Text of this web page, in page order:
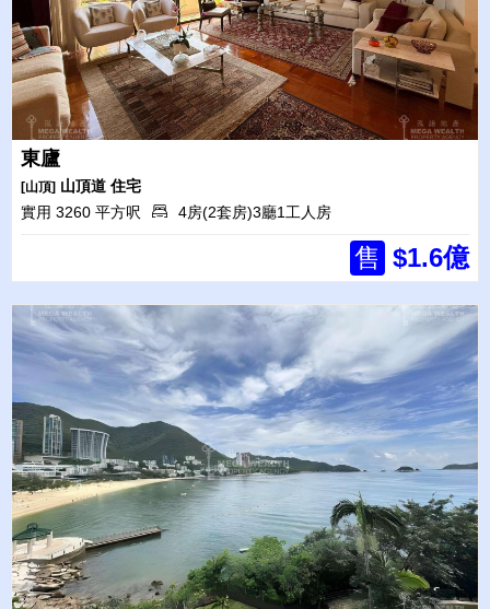
東廬
[山頂] 山頂道 住宅
實用 3260 平方呎
4房(2套房)3廳1工人房
售 $1.6億